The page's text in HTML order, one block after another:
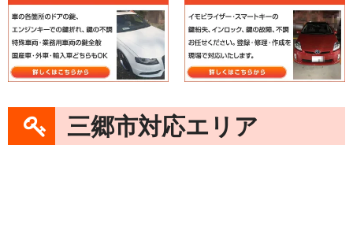
三郷市対応エリア